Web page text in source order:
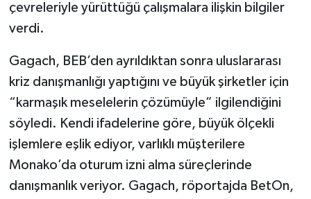
çevreleriyle yürüttüğü çalışmalara ilişkin bilgiler
verdi.
Gagach, BEB’den ayrıldıktan sonra uluslararası
kriz danışmanlığı yaptığını ve büyük şirketler için
“karmaşık meselelerin çözümüyle” ilgilendiğini
söyledi. Kendi ifadelerine göre, büyük ölçekli
işlemlere eşlik ediyor, varlıklı müşterilere
Monako’da oturum izni alma süreçlerinde
danışmanlık veriyor. Gagach, röportajda BetOn,